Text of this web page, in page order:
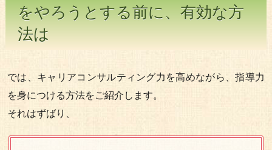
をやろうとする前に、有効な方
法は
では、キャリアコンサルティング力を高めながら、指導力
を身につける方法をご紹介します。
それはずばり、